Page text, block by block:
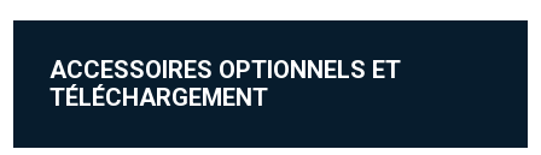
ACCESSOIRES OPTIONNELS ET
TÉLÉCHARGEMENT